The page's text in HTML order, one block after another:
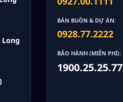
Long
BÁN BUÔN & DỰ ÁN:
0928.77.2222
BẢO HÀNH (MIỄN PHÍ):
1900.25.25.77